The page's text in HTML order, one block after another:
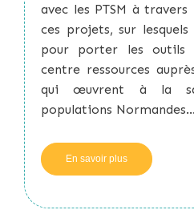
En savoir plus
Les
avec les PTSM à
ces projets, sur lesquels
pour porter les outils
centre ressources
qui œuvrent à la
populations Normandes...